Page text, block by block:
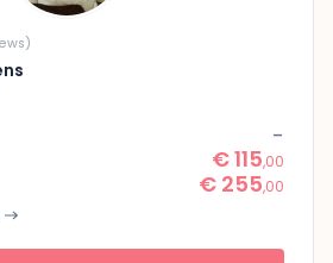
-
€ 115,00
€ 255,00